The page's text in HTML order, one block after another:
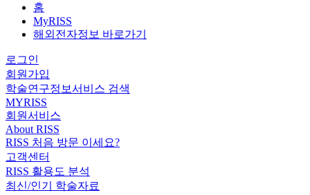
홈
MyRISS
해외전자정보 바로가기
로그인
회원가입
학술연구정보서비스 검색
MYRISS
회원서비스
About RISS
RISS 처음 방문 이세요?
고객센터
RISS 활용도 분석
최신/인기 학술자료